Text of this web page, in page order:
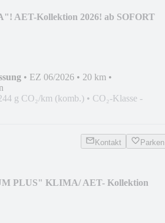
AET-Kollektion 2026! ab SOFORT
• EZ 06/2026 • 20 km •
g CO₂/km (komb.) • CO₂-Klasse -
Kontakt Parken
PLUS" KLIMA/ AET- Kollektion